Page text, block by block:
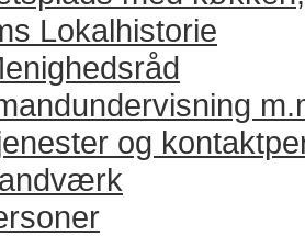
Lokalhistorie
og